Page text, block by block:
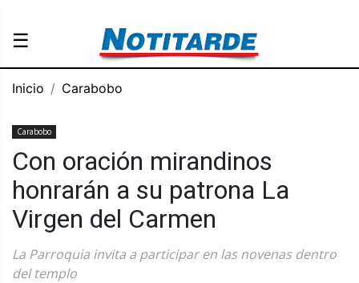
☰
Inicio Carabobo
Carabobo
Con oración mirandinos
honrarán a su patrona La
Virgen del Carmen
La Parroquia invita a participar en las novenas dentro
del templo